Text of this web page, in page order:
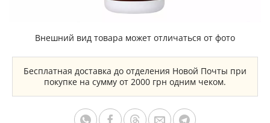
Внешний вид товара может отличаться от фото
Бесплатная доставка до отделения Новой Почты при
покупке на сумму от 2000 грн одним чеком.